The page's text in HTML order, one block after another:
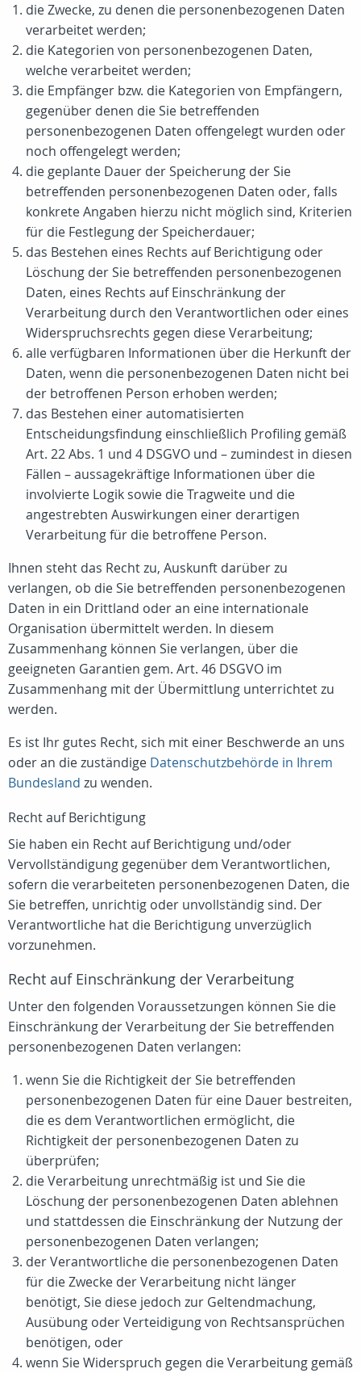
die Zwecke, zu denen die personenbezogenen Daten
verarbeitet werden;
die Kategorien von personenbezogenen Daten,
welche verarbeitet werden;
die Empfänger bzw. die Kategorien von Empfängern,
gegenüber denen die Sie betreffenden
personenbezogenen Daten offengelegt wurden oder
noch offengelegt werden;
die geplante Dauer der Speicherung der Sie
betreffenden personenbezogenen Daten oder, falls
konkrete Angaben hierzu nicht möglich sind, Kriterien
für die Festlegung der Speicherdauer;
das Bestehen eines Rechts auf Berichtigung oder
Löschung der Sie betreffenden personenbezogenen
Daten, eines Rechts auf Einschränkung der
Verarbeitung durch den Verantwortlichen oder eines
Widerspruchsrechts gegen diese Verarbeitung;
alle verfügbaren Informationen über die Herkunft der
Daten, wenn die personenbezogenen Daten nicht bei
der betroffenen Person erhoben werden;
das Bestehen einer automatisierten
Entscheidungsfindung einschließlich Profiling gemäß
Art. 22 Abs. 1 und 4 DSGVO und – zumindest in diesen
Fällen – aussagekräftige Informationen über die
involvierte Logik sowie die Tragweite und die
angestrebten Auswirkungen einer derartigen
Verarbeitung für die betroffene Person.
Ihnen steht das Recht zu, Auskunft darüber zu
verlangen, ob die Sie betreffenden personenbezogenen
Daten in ein Drittland oder an eine internationale
Organisation übermittelt werden. In diesem
Zusammenhang können Sie verlangen, über die
geeigneten Garantien gem. Art. 46 DSGVO im
Zusammenhang mit der Übermittlung unterrichtet zu
werden.
Es ist Ihr gutes Recht, sich mit einer Beschwerde an uns
oder an die zuständige Datenschutzbehörde in Ihrem
Bundesland zu wenden.
Recht auf Berichtigung
Sie haben ein Recht auf Berichtigung und/oder
Vervollständigung gegenüber dem Verantwortlichen,
sofern die verarbeiteten personenbezogenen Daten, die
Sie betreffen, unrichtig oder unvollständig sind. Der
Verantwortliche hat die Berichtigung unverzüglich
vorzunehmen.
Recht auf Einschränkung der Verarbeitung
Unter den folgenden Voraussetzungen können Sie die
Einschränkung der Verarbeitung der Sie betreffenden
personenbezogenen Daten verlangen:
wenn Sie die Richtigkeit der Sie betreffenden
personenbezogenen Daten für eine Dauer bestreiten,
die es dem Verantwortlichen ermöglicht, die
Richtigkeit der personenbezogenen Daten zu
überprüfen;
die Verarbeitung unrechtmäßig ist und Sie die
Löschung der personenbezogenen Daten ablehnen
und stattdessen die Einschränkung der Nutzung der
personenbezogenen Daten verlangen;
der Verantwortliche die personenbezogenen Daten
für die Zwecke der Verarbeitung nicht länger
benötigt, Sie diese jedoch zur Geltendmachung,
Ausübung oder Verteidigung von Rechtsansprüchen
benötigen, oder
wenn Sie Widerspruch gegen die Verarbeitung gemäß